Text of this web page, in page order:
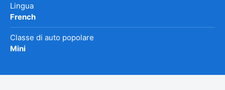
Lingua
French
Classe di auto popolare
Mini